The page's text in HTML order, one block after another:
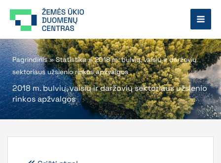
prie
Pagrindinis»Statistika»2018 m. bulvių, vaisių ir daržovių
sektoriaus užsienio rinkos apžvalgos
2018 m. bulvių, vaisių ir daržovių sektoriaus užsienio
rinkos apžvalgos